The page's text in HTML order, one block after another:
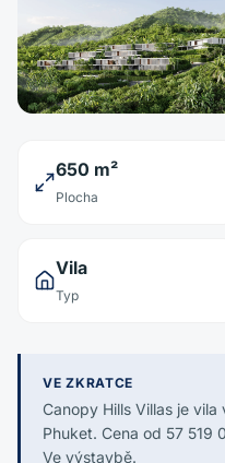
650 m²
Plocha
Vila
Typ
VE ZKRATCE
Canopy Hills Villas je
Phuket. Cena od 57 519
Ve výstavbě.